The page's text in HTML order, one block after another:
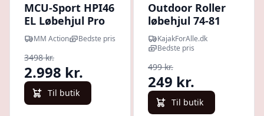
MCU-Sport HPI46
EL Løbehjul Pro
20 km/t 250W
36V Black
MM Action Bedste pris
3498 kr.
2.998 kr.
Til butik
Outdoor Roller
løbehjul 74-81
cm. Bedste
begynder-
KajakForAlle.dk
Bedste pris
499 kr.
249 kr.
Til butik